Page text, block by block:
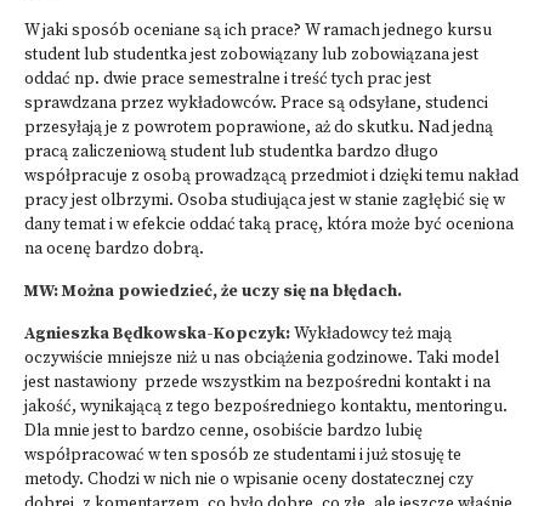
W jaki sposób oceniane są ich prace? W ramach jednego kursu
student lub studentka jest zobowiązany lub zobowiązana jest
oddać np. dwie prace semestralne i treść tych prac jest
sprawdzana przez wykładowców. Prace są odsyłane, studenci
przesyłają je z powrotem poprawione, aż do skutku. Nad jedną
pracą zaliczeniową student lub studentka bardzo długo
współpracuje z osobą prowadzącą przedmiot i dzięki temu nakład
pracy jest olbrzymi. Osoba studiująca jest w stanie zagłębić się w
dany temat i w efekcie oddać taką pracę, która może być oceniona
na ocenę bardzo dobrą.
MW: Można powiedzieć, że uczy się na błędach.
Agnieszka Będkowska-Kopczyk:Wykładowcy też mają
oczywiście mniejsze niż u nas obciążenia godzinowe. Taki model
jest nastawiony przede wszystkim na bezpośredni kontakt i na
jakość, wynikającą z tego bezpośredniego kontaktu, mentoringu.
Dla mnie jest to bardzo cenne, osobiście bardzo lubię
współpracować w ten sposób ze studentami i już stosuję te
metody. Chodzi w nich nie o wpisanie oceny dostatecznej czy